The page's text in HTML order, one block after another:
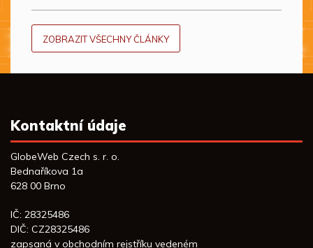
ZOBRAZIT VŠECHNY ČLÁNKY
Kontaktní údaje
GlobeWeb Czech s. r. o.
Bednaříkova 1a
628 00 Brno
IČ: 28325486
DIČ: CZ28325486
zapsaná v obchodním rejstříku vedeném